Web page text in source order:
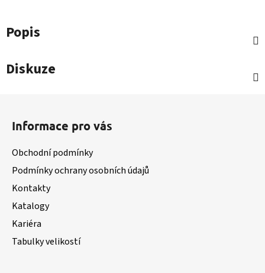
Popis
Diskuze
Informace pro vás
Obchodní podmínky
Podmínky ochrany osobních údajů
Kontakty
Katalogy
Kariéra
Tabulky velikostí